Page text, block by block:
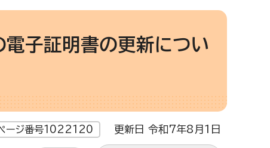
電子証明書の更新につい
ージ番号1022120 更新日 令和7年8月1日